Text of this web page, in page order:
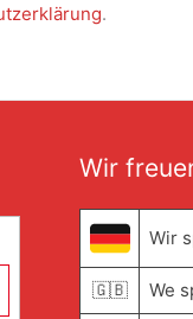
.
Wir
Wir
🇬🇧 We